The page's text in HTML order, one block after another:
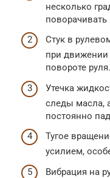
несколько
поворачивать
Стук в
при
повороте руля.
Утечка
следы масла,
постоянно
Тугое
усилием,
Вибрация на